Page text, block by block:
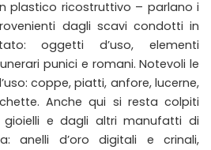
plastico ricostruttivo – parlano i
dagli scavi condotti in
oggetti d’uso, elementi
punici e romani. Notevoli le
coppe, piatti, anfore, lucerne,
Anche qui si resta colpiti
e dagli altri manufatti di
anelli d’oro digitali e crinali,